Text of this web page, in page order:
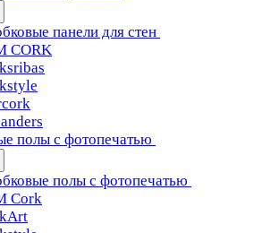
панели для стен
CORK
полы с фотопечатью
полы с фотопечатью
Cork